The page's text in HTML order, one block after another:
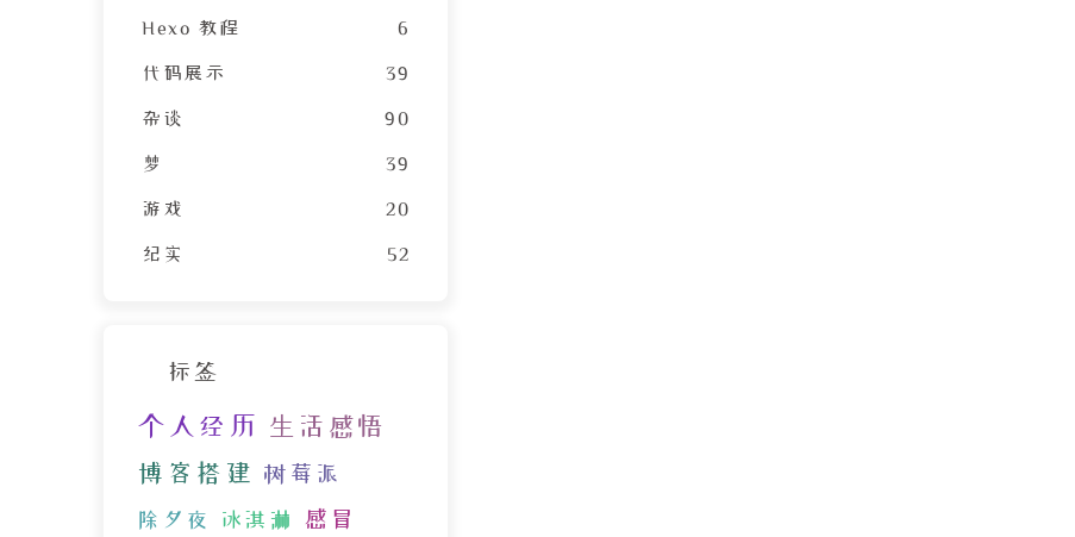
Hexo 教程 6
代码展示 39
杂谈 90
梦 39
游戏 20
纪实 52
标签
个人经历 生活感悟
博客搭建 树莓派
除夕夜 冰淇淋 感冒